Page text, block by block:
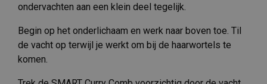
ondervachten aan een klein deel tegelijk.
Begin op het onderlichaam en werk naar boven toe. Til
de vacht op terwijl je werkt om bij de haarwortels te
komen.